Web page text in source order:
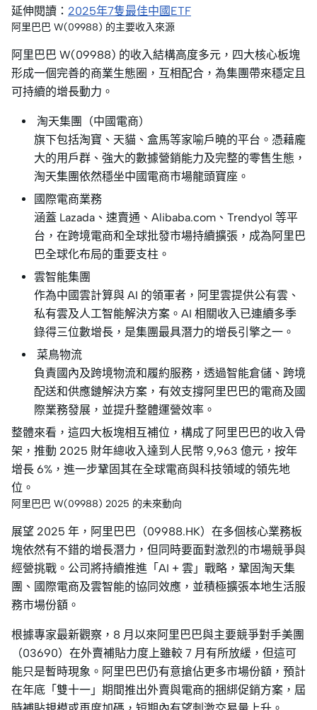
延伸閱讀： 2025年7隻最佳中國ETF
阿里巴巴 W(09988) 的主要收入來源
阿里巴巴 W(09988) 的收入結構高度多元，四大核心板塊
形成一個完善的商業生態圈，互相配合，為集團帶來穩定且
可持續的增長動力。
淘天集團（中國電商）
旗下包括淘寶、天貓、盒馬等家喻戶曉的平台。憑藉龐
大的用戶群、強大的數據營銷能力及完整的零售生態，
淘天集團依然穩坐中國電商市場龍頭寶座。
國際電商業務
涵蓋 Lazada、速賣通、Alibaba.com、Trendyol 等平
台，在跨境電商和全球批發市場持續擴張，成為阿里巴
巴全球化布局的重要支柱。
雲智能集團
作為中國雲計算與 AI 的領軍者，阿里雲提供公有雲、
私有雲及人工智能解決方案。AI 相關收入已連續多季
錄得三位數增長，是集團最具潛力的增長引擎之一。
菜鳥物流
負責國內及跨境物流和履約服務，透過智能倉儲、跨境
配送和供應鏈解決方案，有效支撐阿里巴巴的電商及國
際業務發展，並提升整體運營效率。
整體來看，這四大板塊相互補位，構成了阿里巴巴的收入骨
架，推動 2025 財年總收入達到人民幣 9,963 億元，按年
增長 6%，進一步鞏固其在全球電商與科技領域的領先地
位。
阿里巴巴 W(09988) 2025 的未來動向
展望 2025 年，阿里巴巴（09988.HK）在多個核心業務板
塊依然有不錯的增長潛力，但同時要面對激烈的市場競爭與
經營挑戰。公司將持續推進「AI + 雲」戰略，鞏固淘天集
團、國際電商及雲智能的協同效應，並積極擴張本地生活服
務市場份額。
根據專家最新觀察，8 月以來阿里巴巴與主要競爭對手美團
（03690）在外賣補貼力度上雖較 7 月有所放緩，但這可
能只是暫時現象。阿里巴巴仍有意搶佔更多市場份額，預計
在年底「雙十一」期間推出外賣與電商的捆綁促銷方案，屆